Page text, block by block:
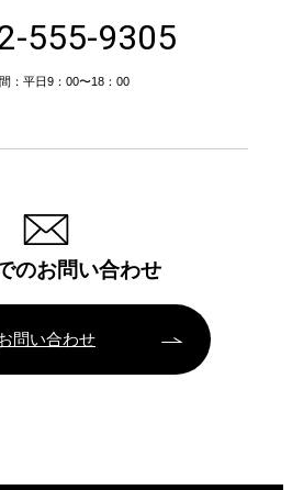
555-9305
：平日9：00〜18：00
のお問い合わせ
問い合わせ